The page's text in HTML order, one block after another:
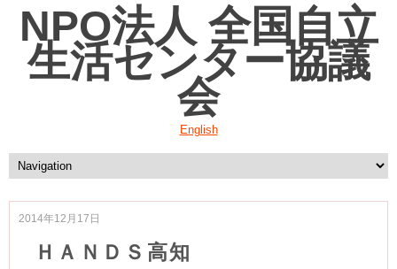
NPO法人 全国自立
生活センター協議
会
English
2014年12月17日
ＨＡＮＤＳ高知